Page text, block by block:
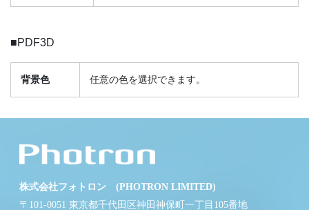
■PDF3D
背景色 任意の色を選択できます。
株式会社フォトロン (PHOTRON LIMITED)
〒101-0051 東京都千代田区神田神保町一丁目105番地